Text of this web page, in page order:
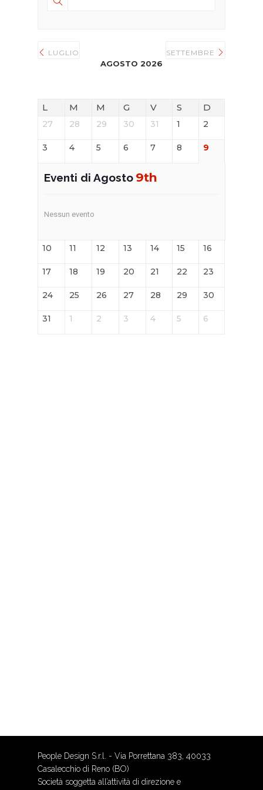
LUGLIO
AGOSTO 2026
SETTEMBRE
L M M G V S D
27 28 29 30 31 1 2
3 4 5 6 7 8 9
Eventi di Agosto 9th
Nessun evento
10 11 12 13 14 15 16
17 18 19 20 21 22 23
24 25 26 27 28 29 30
31 1 2 3 4 5 6
People Design S.r.l. - Via Porrettana 383, 40033
Casalecchio di Reno (BO)
Società soggetta all’attività di direzione e